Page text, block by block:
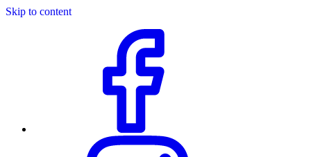
Skip to content